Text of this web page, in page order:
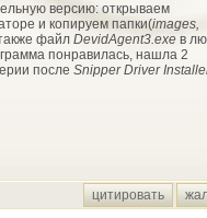
версию: открываем
и копируем папки(images,
файл DevidAgent3.exe в
понравилась, нашла 2
после Snipper Driver
цитировать